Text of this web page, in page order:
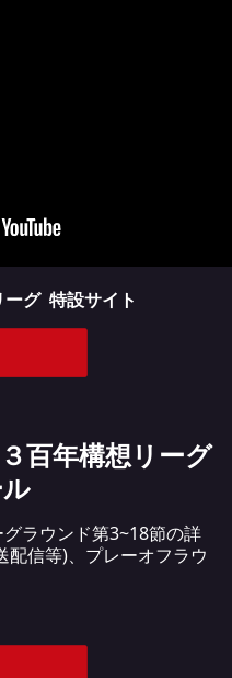
グ 特設サイト
百年構想リーグ
ラウンド第3~18節の詳
配信等)、 プレーオフラウ